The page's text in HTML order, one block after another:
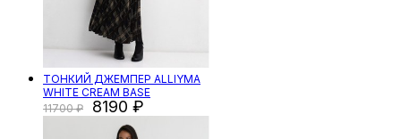
ТОНКИЙ ДЖЕМПЕР ALLIYMA
WHITE CREAM BASE
11700
8190